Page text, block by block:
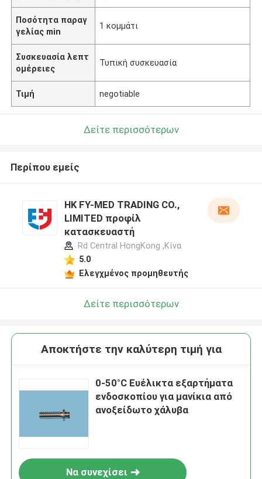
Ποσότητα παραγ
γελίας min
1 κομμάτι
Συσκευασία λεπτ
ομέρειες
Τυπική συσκευασία
Τιμή negotiable
Δείτε περισσότερων
Περίπου εμείς
HK FY-MED TRADING CO.,
LIMITED προφίλ
κατασκευαστή
Rd Central HongKong ,Κίνα
5.0
Ελεγχμένος προμηθευτής
Δείτε περισσότερων
Αποκτήστε την καλύτερη τιμή για
0-50°C Ευέλικτα εξαρτήματα
ενδοσκοπίου για μανίκια από
ανοξείδωτο χάλυβα
Να συνεχίσει